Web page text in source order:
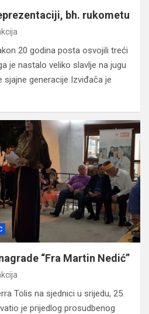
bh. rukometu
20 godina posta osvojili treći
je nastalo veliko slavlje na jugu
sjajne generacije Izviđača je
“Fra Martin Nedić”
Tolis na sjednici u srijedu, 25.
je prijedlog prosudbenog